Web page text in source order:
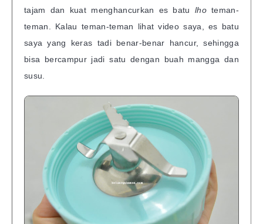
tajam dan kuat menghancurkan es batu lho teman-
teman. Kalau teman-teman lihat video saya, es batu
saya yang keras tadi benar-benar hancur, sehingga
bisa bercampur jadi satu dengan buah mangga dan
susu.